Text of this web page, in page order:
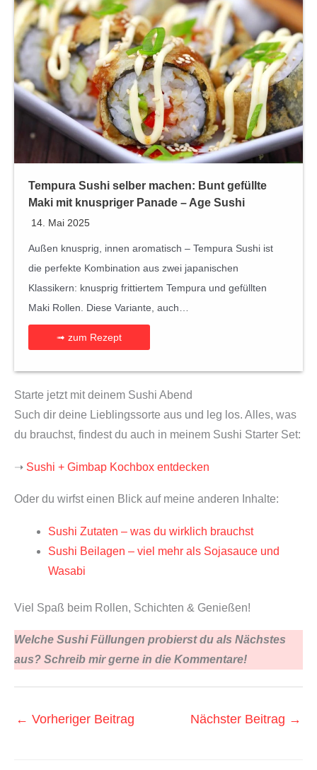
Tempura Sushi selber machen: Bunt gefüllte
Maki mit knuspriger Panade – Age Sushi
14. Mai 2025
Außen knusprig, innen aromatisch – Tempura Sushi ist
die perfekte Kombination aus zwei japanischen
Klassikern: knusprig frittiertem Tempura und gefüllten
Maki Rollen. Diese Variante, auch…
➟ zum Rezept
Starte jetzt mit deinem Sushi Abend
Such dir deine Lieblingssorte aus und leg los. Alles, was
du brauchst, findest du auch in meinem Sushi Starter Set:
➝ Sushi + Gimbap Kochbox entdecken
Oder du wirfst einen Blick auf meine anderen Inhalte:
Sushi Zutaten – was du wirklich brauchst
Sushi Beilagen – viel mehr als Sojasauce und
Wasabi
Viel Spaß beim Rollen, Schichten & Genießen!
Welche Sushi Füllungen probierst du als Nächstes
aus? Schreib mir gerne in die Kommentare!
← Vorheriger Beitrag Nächster Beitrag →